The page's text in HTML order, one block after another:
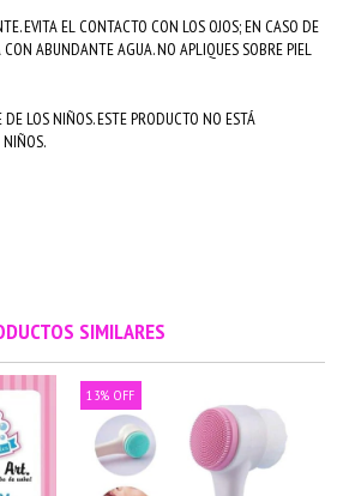
EVITA EL CONTACTO CON LOS OJOS; EN CASO DE
ABUNDANTE AGUA. NO APLIQUES SOBRE PIEL
LOS NIÑOS. ESTE PRODUCTO NO ESTÁ
SIMILARES
13% OFF